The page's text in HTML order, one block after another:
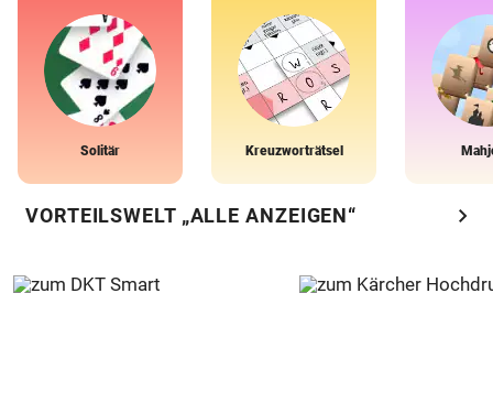
Solitär Kreuzworträtsel
VORTEILSWELT „ALLE ANZEIGEN“ chevron_right